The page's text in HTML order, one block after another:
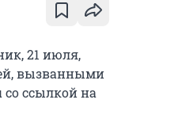
21 июля,
вызванными
ссылкой на